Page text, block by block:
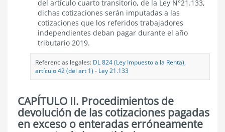
del artículo cuarto transitorio, de la Ley N°21.133,
dichas cotizaciones serán imputadas a las
cotizaciones que los referidos trabajadores
independientes deban pagar durante el año
tributario 2019.
Referencias legales: DL 824 (Ley Impuesto a la Renta),
artículo 42 (del art 1) - Ley 21.133
CAPÍTULO II. Procedimientos de
devolución de las cotizaciones pagadas
en exceso o enteradas erróneamente